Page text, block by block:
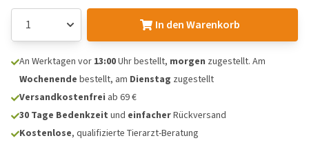
In den Warenkorb
An Werktagen vor 13:00Uhr bestellt, morgen zugestellt. Am
Wochenende bestellt, am Dienstag zugestellt
Versandkostenfrei ab 69 €
30 Tage Bedenkzeit und einfacherRückversand
Kostenlose, qualifizierte Tierarzt-Beratung